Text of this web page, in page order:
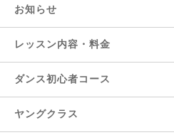
お知らせ
レッスン内容・料金
ダンス初心者コース
ヤングクラス